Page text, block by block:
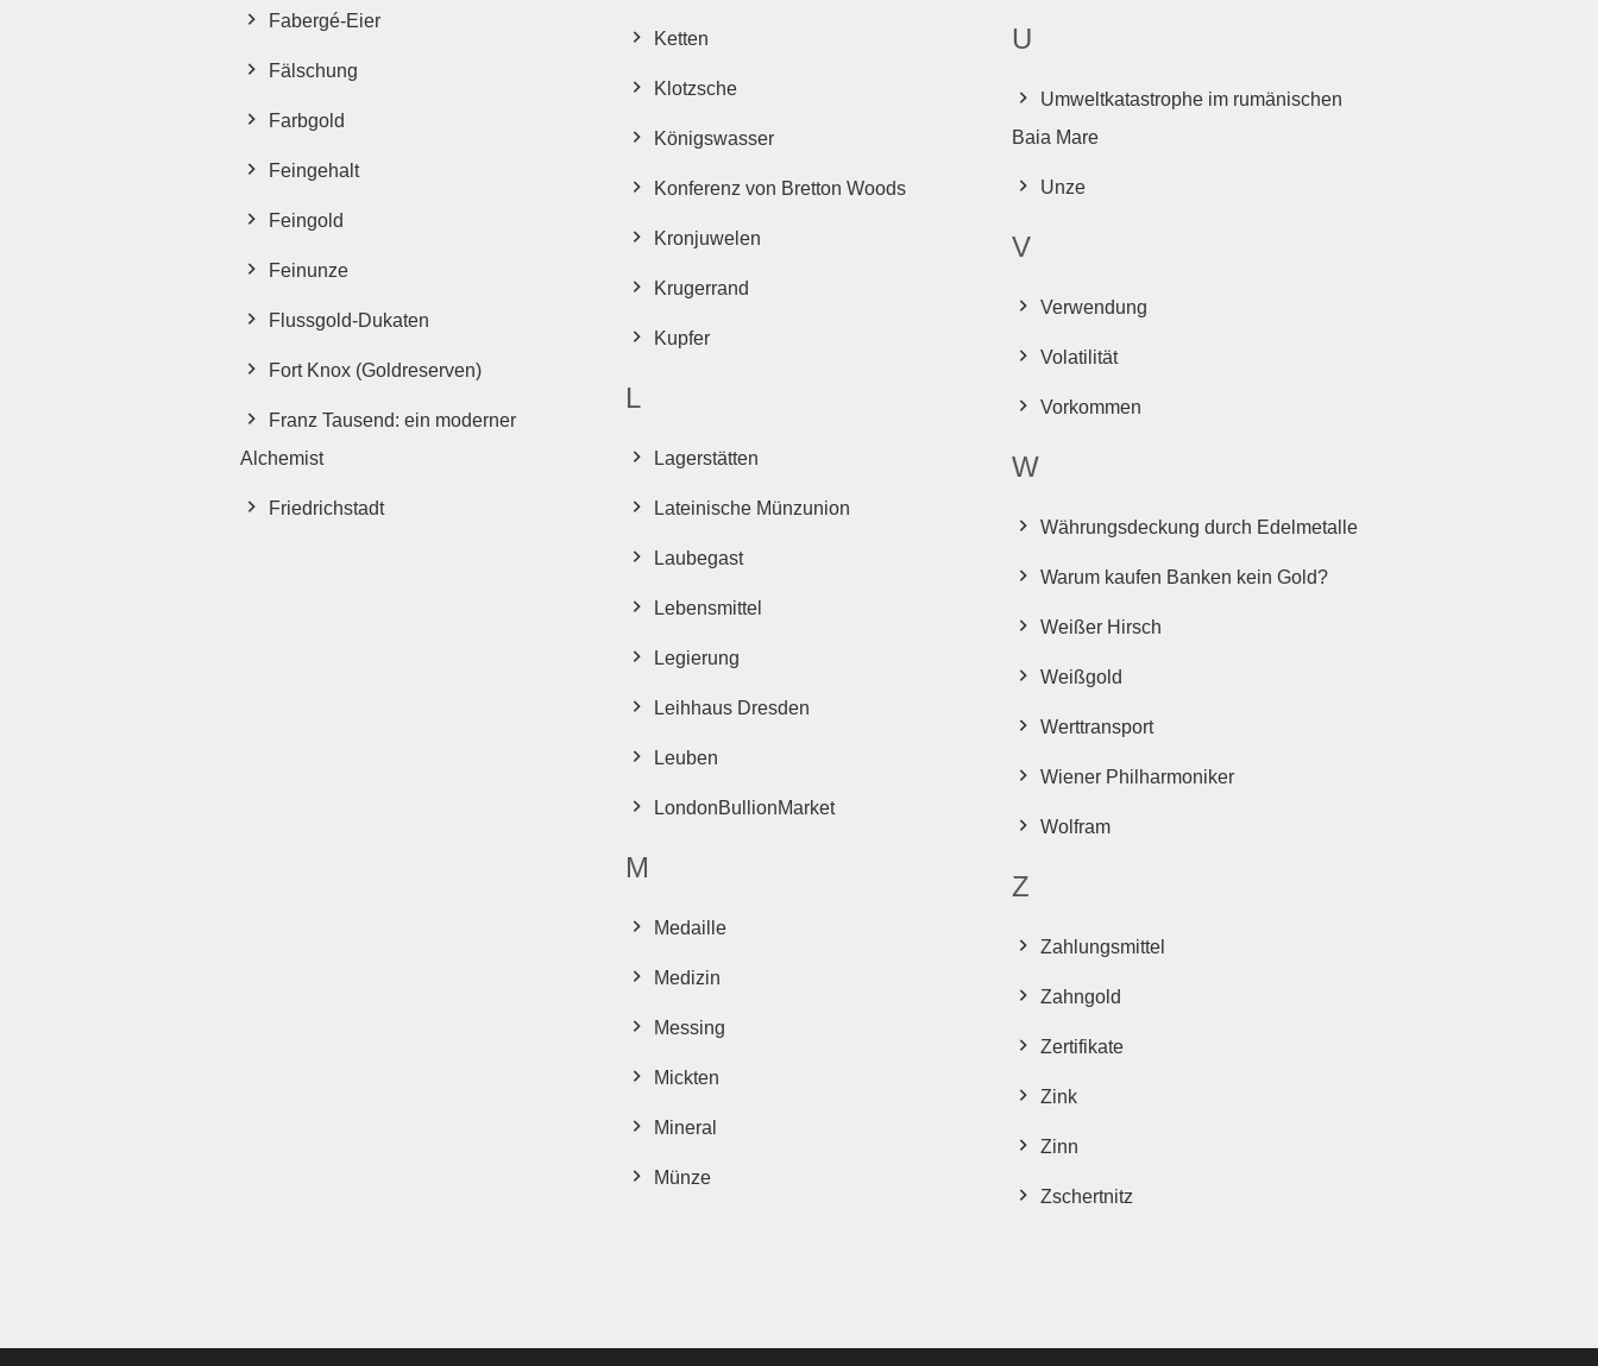
Fabergé-Eier
Fälschung
Farbgold
Feingehalt
Feingold
Feinunze
Flussgold-Dukaten
Fort Knox (Goldreserven)
Franz Tausend: ein moderner
Alchemist
Friedrichstadt
Ketten
Klotzsche
Königswasser
Konferenz von Bretton Woods
Kronjuwelen
Krugerrand
Kupfer
L
Lagerstätten
Lateinische Münzunion
Laubegast
Lebensmittel
Legierung
Leihhaus Dresden
Leuben
LondonBullionMarket
M
Medaille
Medizin
Messing
Mickten
Mineral
Münze
U
Umweltkatastrophe im rumänischen
Baia Mare
Unze
V
Verwendung
Volatilität
Vorkommen
W
Währungsdeckung durch Edelmetalle
Warum kaufen Banken kein Gold?
Weißer Hirsch
Weißgold
Werttransport
Wiener Philharmoniker
Wolfram
Z
Zahlungsmittel
Zahngold
Zertifikate
Zink
Zinn
Zschertnitz